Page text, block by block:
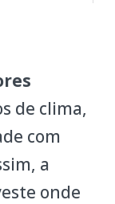
de clima,
com
a
onde